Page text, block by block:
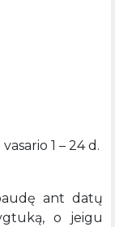
1 – 24 d.
ant datų
o jeigu